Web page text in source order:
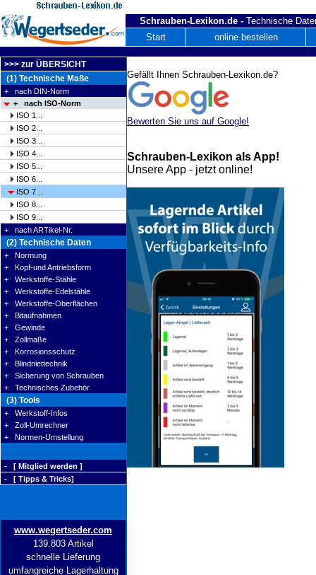
Schrauben-Lexikon.de - Technische
Start
online bestellen
>>> zur ÜBERSICHT
(1) Technische Maße
+ nach DIN-Norm
+ nach ISO-Norm
ISO 1...
ISO 2...
ISO 3...
ISO 4...
ISO 5...
ISO 6...
ISO 7...
ISO 8...
ISO 9...
+ nach ARTikel-Nr.
(2) Technische Daten
+ Normung
+ Kopf-und Antriebsform
+ Werkstoffe-Stähle
+ Werkstoffe-Edelstähle
+ Werkstoffe-Oberflächen
+ Bitaufnahmen
+ Gewinde
+ Zollmaße
+ Korrosionsschutz
+ Blindniettechnik
+ Sicherung von Schrauben
+ Technisches Zubehör
(3) Tools
+ Werkstoff-Infos
+ Zoll-Umrechner
+ Normen-Umstellung
- [ Mitglied werden ]
- [ Tipps & Tricks]
www.wegertseder.com
139.803 Artikel
schnelle Lieferung
umfangreiche Lagerhaltung
Gefällt Ihnen Schrauben-Lexikon.de?
Bewerten Sie uns auf Google!
Schrauben-Lexikon als App!
Unsere App - jetzt online!